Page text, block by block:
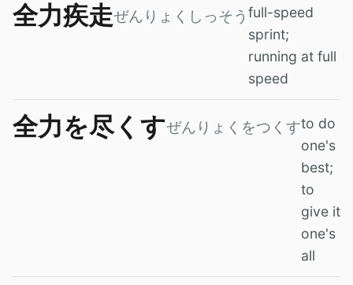
全力疾走ぜんりょくしっそう full-speed
sprint;
running at full
speed
全力を尽くすぜんりょくをつくすto do
one's
best;
to
give it
one's
all